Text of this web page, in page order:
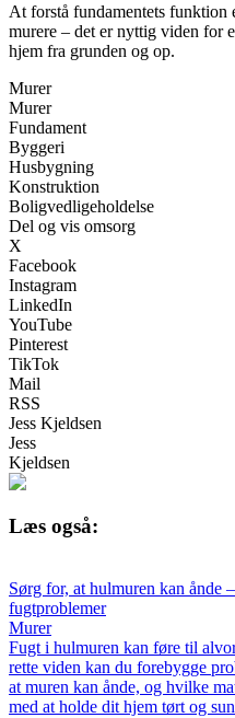
At forstå fundamentets
murere – det er nyttig viden for
hjem fra grunden og op.
Murer
Murer
Fundament
Byggeri
Husbygning
Konstruktion
Boligvedligeholdelse
Del og vis omsorg
X
Facebook
Instagram
LinkedIn
YouTube
Pinterest
TikTok
Mail
RSS
Jess Kjeldsen
Jess
Kjeldsen
Læs også:
Sørg for, at hulmuren kan ånde
fugtproblemer
Murer
Fugt i hulmuren kan føre til
rette viden kan du forebygge
at muren kan ånde, og hvilke
med at holde dit hjem tørt og